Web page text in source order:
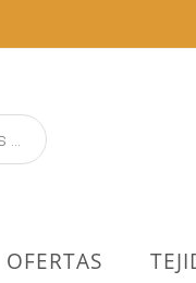
OFERTAS